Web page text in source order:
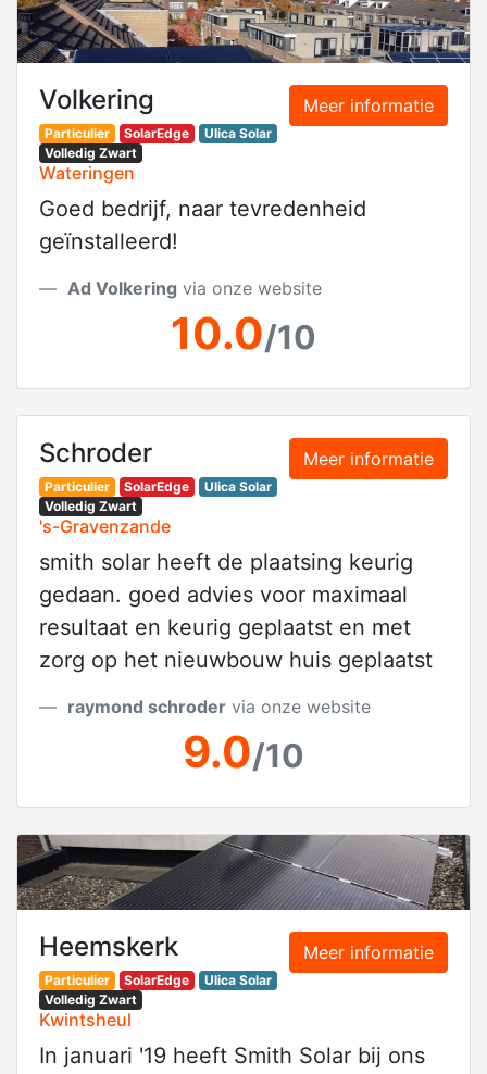
Meer informatie
Volkering
Particulier SolarEdge
Ulica Solar
Volledig Zwart
Wateringen
Goed bedrijf, naar tevredenheid
geïnstalleerd!
Ad Volkering via onze website
10.0/10
Meer informatie
Schroder
Particulier SolarEdge
Ulica Solar
Volledig Zwart
's-Gravenzande
smith solar heeft de plaatsing keurig
gedaan. goed advies voor maximaal
resultaat en keurig geplaatst en met
zorg op het nieuwbouw huis geplaatst
raymond schroder via onze website
9.0/10
Meer informatie
Heemskerk
Particulier SolarEdge
Ulica Solar
Volledig Zwart
Kwintsheul
In januari '19 heeft Smith Solar bij ons